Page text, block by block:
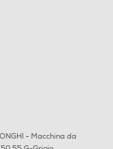
- Macchina da